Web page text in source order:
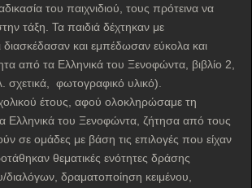
του παιχνιδιού, τους πρότεινα να
τάξη. Τα παιδιά δέχτηκαν με
και εμπέδωσαν εύκολα και
από τα Ελληνικά του Ξενοφώντα, βιβλίο 2,
φωτογραφικό υλικό).
έτους, αφού ολοκληρώσαμε τη
Ελληνικά του Ξενοφώντα, ζήτησα από τους
σε ομάδες με βάση τις επιλογές που είχαν
θεματικές ενότητες δράσης
διαλόγων, δραματοποίηση κειμένου,